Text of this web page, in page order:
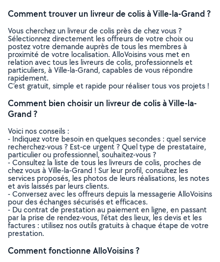
Comment trouver un livreur de colis à Ville-la-Grand ?
Vous cherchez un livreur de colis près de chez vous ?
Sélectionnez directement les offreurs de votre choix ou
postez votre demande auprès de tous les membres à
proximité de votre localisation. AlloVoisins vous met en
relation avec tous les livreurs de colis, professionnels et
particuliers, à Ville-la-Grand, capables de vous répondre
rapidement.
C’est gratuit, simple et rapide pour réaliser tous vos projets !
Comment bien choisir un livreur de colis à Ville-la-
Grand ?
Voici nos conseils :
- Indiquez votre besoin en quelques secondes : quel service
recherchez-vous ? Est-ce urgent ? Quel type de prestataire,
particulier ou professionnel, souhaitez-vous ?
- Consultez la liste de tous les livreurs de colis, proches de
chez vous à Ville-la-Grand ! Sur leur profil, consultez les
services proposés, les photos de leurs réalisations, les notes
et avis laissés par leurs clients.
- Conversez avec les offreurs depuis la messagerie AlloVoisins
pour des échanges sécurisés et efficaces.
- Du contrat de prestation au paiement en ligne, en passant
par la prise de rendez-vous, l’état des lieux, les devis et les
factures : utilisez nos outils gratuits à chaque étape de votre
prestation.
Comment fonctionne AlloVoisins ?